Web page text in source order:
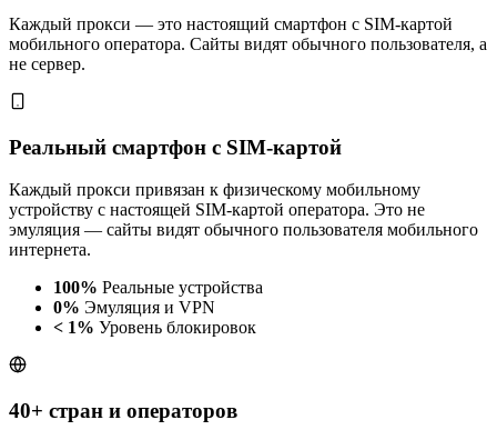
Каждый прокси — это настоящий смартфон с SIM-картой
мобильного оператора. Сайты видят обычного пользователя, а
не сервер.
Реальный смартфон с SIM-картой
Каждый прокси привязан к физическому мобильному
устройству с настоящей SIM-картой оператора. Это не
эмуляция — сайты видят обычного пользователя мобильного
интернета.
100% Реальные устройства
0% Эмуляция и VPN
< 1% Уровень блокировок
40+ стран и операторов